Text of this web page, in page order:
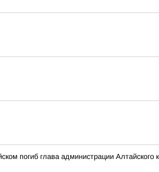
погиб глава администрации